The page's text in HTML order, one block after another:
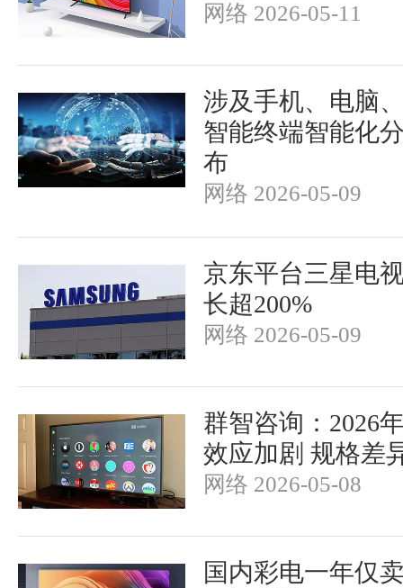
网络 2026-05-11
涉及手机、电脑
智能终端智能化
布
网络 2026-05-09
京东平台三星电
长超200%
网络 2026-05-09
群智咨询：2026
效应加剧 规格差
网络 2026-05-08
国内彩电一年仅